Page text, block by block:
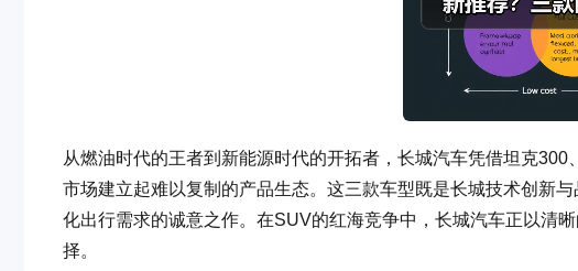
从燃油时代的王者到新能源时代的开拓者，长城汽车凭借坦克
市场建立起难以复制的产品生态。这三款车型既是长城技术创新
化出行需求的诚意之作。在SUV的红海竞争中，长城汽车正以清
择。